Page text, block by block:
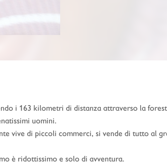
i 163 kilometri di distanza attraverso la
uomini.
vive di piccoli commerci, si vende di tutto al
è ridottissimo e solo di avventura.